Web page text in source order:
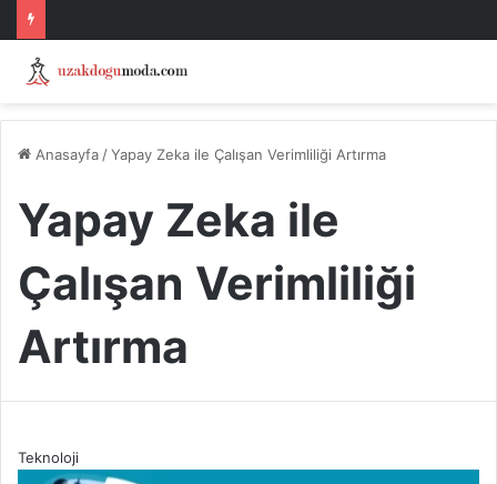
Anasayfa /Yapay Zeka ile Çalışan Verimliliği Artırma
Yapay Zeka ile
Çalışan Verimliliği
Artırma
Teknoloji